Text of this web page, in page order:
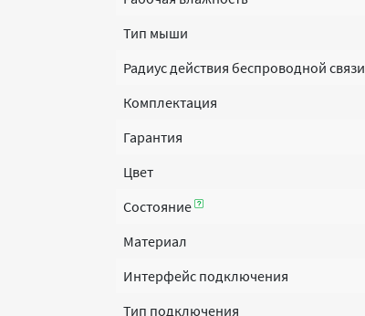
Тип мыши
Радиус действия беспроводной связи
Комплектация
Гарантия
Цвет
Состояние
Материал
Интерфейс подключения
Тип подключения